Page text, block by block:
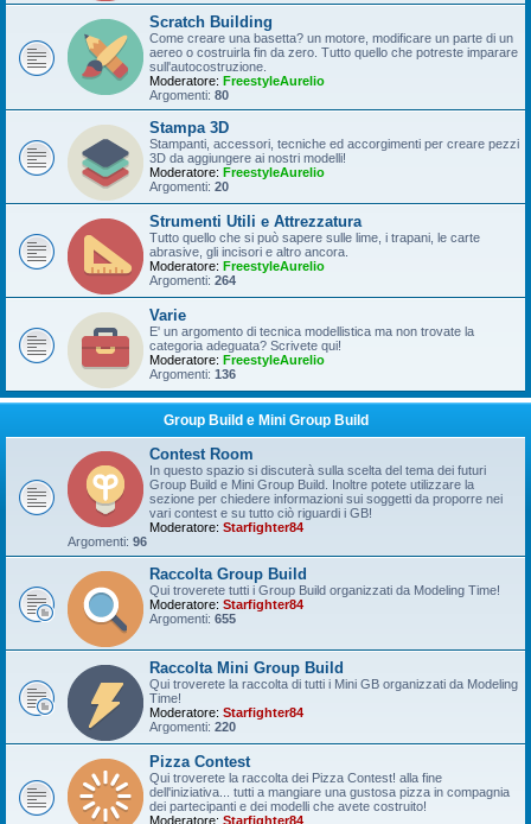
Scratch Building
Come creare una basetta? un motore, modificare un parte di un
aereo o costruirla fin da zero. Tutto quello che potreste imparare
sull'autocostruzione.
Moderatore: FreestyleAurelio
Argomenti: 80
Stampa 3D
Stampanti, accessori, tecniche ed accorgimenti per creare pezzi
3D da aggiungere ai nostri modelli!
Moderatore: FreestyleAurelio
Argomenti: 20
Strumenti Utili e Attrezzatura
Tutto quello che si può sapere sulle lime, i trapani, le carte
abrasive, gli incisori e altro ancora.
Moderatore: FreestyleAurelio
Argomenti: 264
Varie
E' un argomento di tecnica modellistica ma non trovate la
categoria adeguata? Scrivete qui!
Moderatore: FreestyleAurelio
Argomenti: 136
Group Build e Mini Group Build
Contest Room
In questo spazio si discuterà sulla scelta del tema dei futuri
Group Build e Mini Group Build. Inoltre potete utilizzare la
sezione per chiedere informazioni sui soggetti da proporre nei
vari contest e su tutto ciò riguardi i GB!
Moderatore: Starfighter84
Argomenti: 96
Raccolta Group Build
Qui troverete tutti i Group Build organizzati da Modeling Time!
Moderatore: Starfighter84
Argomenti: 655
Raccolta Mini Group Build
Qui troverete la raccolta di tutti i Mini GB organizzati da Modeling
Time!
Moderatore: Starfighter84
Argomenti: 220
Pizza Contest
Qui troverete la raccolta dei Pizza Contest! alla fine
dell'iniziativa... tutti a mangiare una gustosa pizza in compagnia
dei partecipanti e dei modelli che avete costruito!
Moderatore: Starfighter84